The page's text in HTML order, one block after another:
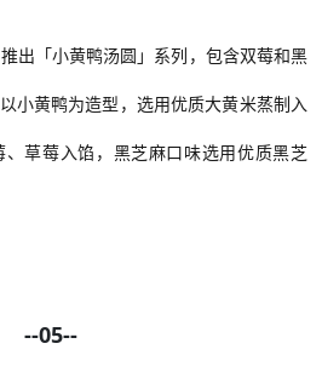
出「小黄鸭汤圆」系列，包含双莓和黑
小黄鸭为造型，选用优质大黄米蒸制入
草莓入馅，黑芝麻口味选用优质黑芝
--05--